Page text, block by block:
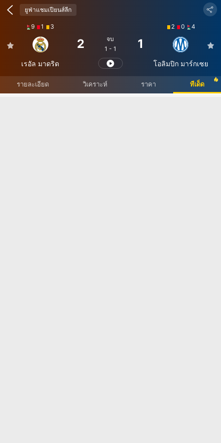
ยูฟ่าแชมเปียนส์ลีก
9 1 3
เรอัล มาดริด
2 1
จบ
1 - 1
2 0 4
โอลิมปิก มาร์กเซย
รายละเอียด วิเคราะห์ ราคา ทีเด็ด
ทีเด็ด